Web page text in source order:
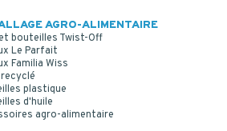
AGRO-ALIMENTAIRE
bouteilles Twist-Off
Le Parfait
Familia Wiss
plastique
d'huile
agro-alimentaire